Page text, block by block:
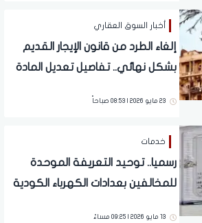
أخبار السوق العقاري
إلغاء الطرد من قانون الإيجار القديم
بشكل نهائي.. تفاصيل تعديل المادة
23 مايو 2026 | 08:53 صباحاً
خدمات
رسميا.. توحيد التعريفة الموحدة
للمخالفين بعدادات الكهرباء الكودية
13 مايو 2026 | 09:25 مساءً